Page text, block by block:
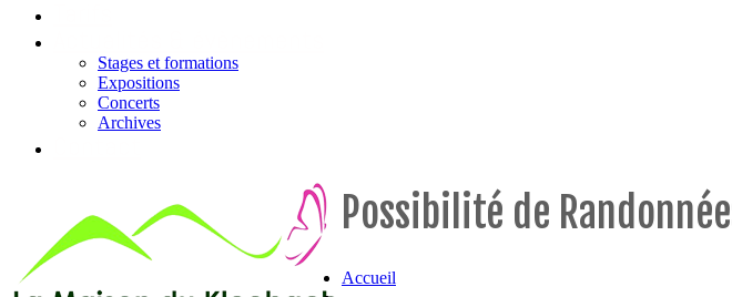
Stages et formations
Expositions
Concerts
Archives
Possibilité de
Accueil